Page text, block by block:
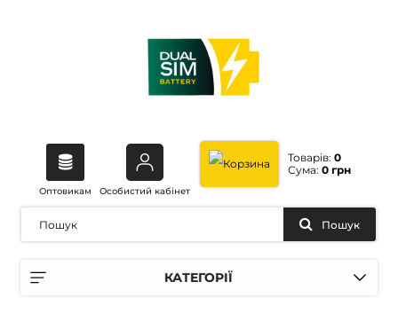
Оптовикам Особистий кабінет
Товарів: 0
Сума: 0 грн
КАТЕГОРІЇ
Пошук